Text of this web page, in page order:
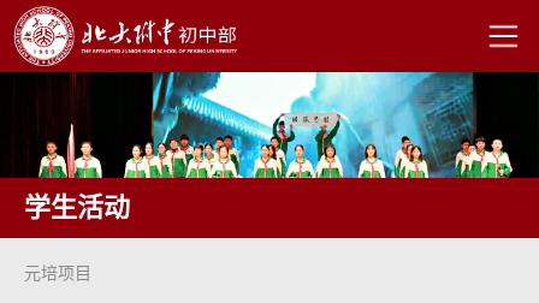
学生活动
元培项目